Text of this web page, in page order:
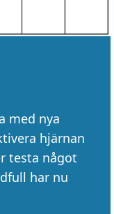
med nya
hjärnan
testa något
har nu